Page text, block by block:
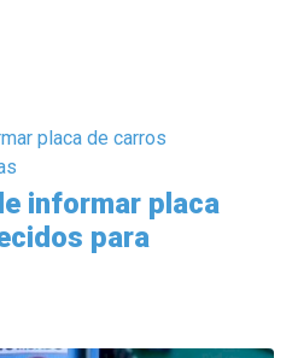
informar placa
para